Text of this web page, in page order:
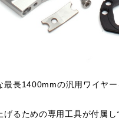
長1400mmの汎用ワイヤ
るための専用工具が付属し